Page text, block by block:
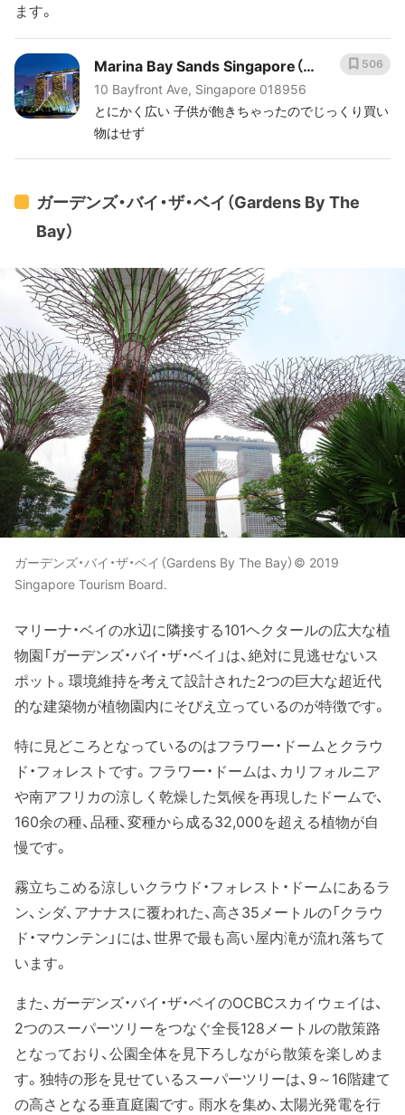
ます。
Marina Bay Sands Singapore（マ
リーナベイ・サンズ）
10 Bayfront Ave, Singapore 018956
とにかく広い 子供が飽きちゃったのでじっくり買い
物はせず
506
ガーデンズ・バイ・ザ・ベイ（Gardens By The
Bay）
ガーデンズ・バイ・ザ・ベイ（Gardens By The Bay）© 2019
Singapore Tourism Board.
マリーナ・ベイの水辺に隣接する101ヘクタールの広大な植
物園「ガーデンズ・バイ・ザ・ベイ」は、絶対に見逃せないス
ポット。環境維持を考えて設計された2つの巨大な超近代
的な建築物が植物園内にそびえ立っているのが特徴です。
特に見どころとなっているのはフラワー・ドームとクラウ
ド・フォレストです。フラワー・ドームは、カリフォルニア
や南アフリカの涼しく乾燥した気候を再現したドームで、
160余の種、品種、変種から成る32,000を超える植物が自
慢です。
霧立ちこめる涼しいクラウド・フォレスト・ドームにあるラ
ン、シダ、アナナスに覆われた、高さ35メートルの「クラウ
ド・マウンテン」には、世界で最も高い屋内滝が流れ落ちて
います。
また、ガーデンズ・バイ・ザ・ベイのOCBCスカイウェイは、
2つのスーパーツリーをつなぐ全長128メートルの散策路
となっており、公園全体を見下ろしながら散策を楽しめま
す。独特の形を見せているスーパーツリーは、9～16階建て
の高さとなる垂直庭園です。雨水を集め、太陽光発電を行